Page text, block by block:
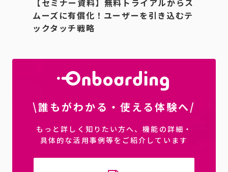
【セミナー資料】無料トライアルからス
ムーズに有償化！ユーザーを引き込むテ
ックタッチ戦略
\誰もがわかる・使える体験へ/
もっと詳しく知りたい方へ、機能の詳細・
具体的な活用事例等をご紹介しています